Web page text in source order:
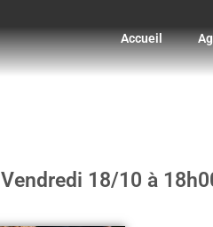
Accueil
Vendredi 18/10 à